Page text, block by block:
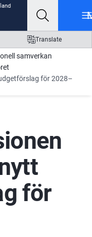
Translate
samverkan
för 2028–
för